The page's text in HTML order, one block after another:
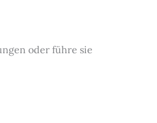
oder führe sie